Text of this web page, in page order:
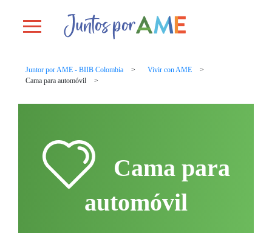
Toggle navigation
Juntor por AME - BIIB Colombia
Vivir con AME
Cama para automóvil
Cama para
automóvil